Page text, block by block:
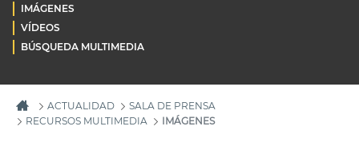
IMÁGENES
VÍDEOS
BÚSQUEDA MULTIMEDIA
ACTUALIDAD
SALA DE PRENSA
RECURSOS MULTIMEDIA
IMÁGENES